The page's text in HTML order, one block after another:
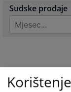
Sudske prodaje
Mjesec...